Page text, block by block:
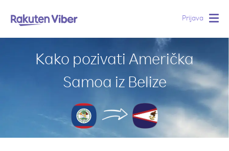
Prijava
Kako pozivati Američka
Samoa iz Belize